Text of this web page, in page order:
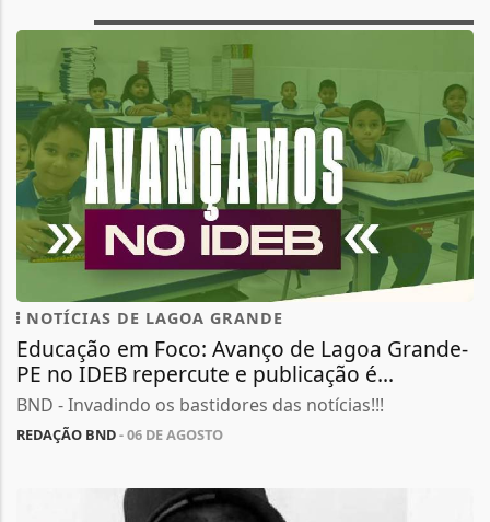
NOTÍCIAS DE LAGOA GRANDE
Educação em Foco: Avanço de Lagoa Grande-
PE no IDEB repercute e publicação é...
BND - Invadindo os bastidores das notícias!!!
REDAÇÃO BND- 06 DE AGOSTO